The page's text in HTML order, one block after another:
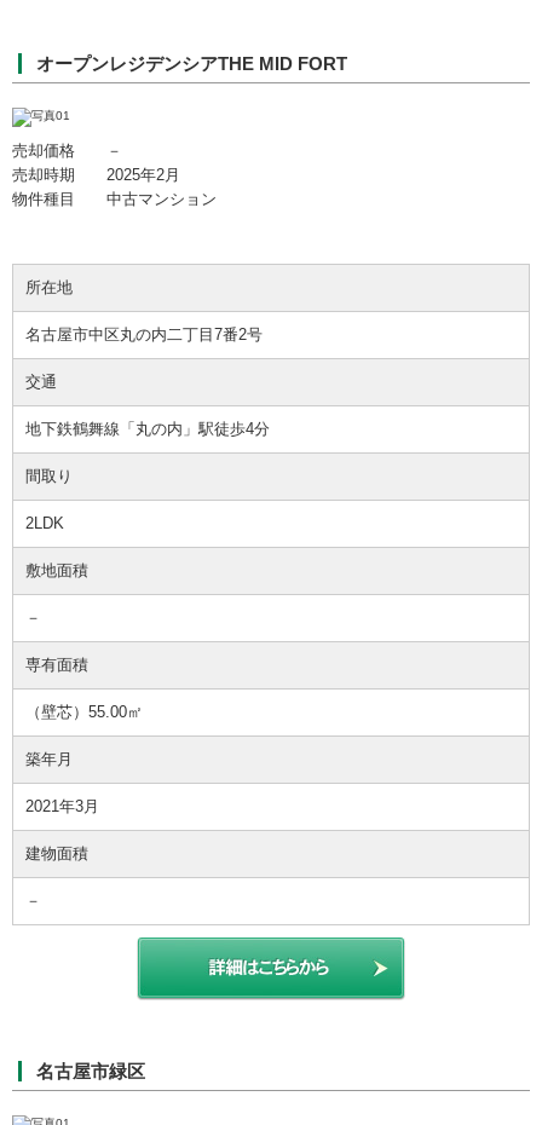
オープンレジデンシアTHE MID FORT
売却価格 －
売却時期 2025年2月
物件種目 中古マンション
所在地
名古屋市中区丸の内二丁目7番2号
交通
地下鉄鶴舞線「丸の内」駅徒歩4分
間取り
2LDK
敷地面積
－
専有面積
（壁芯）55.00㎡
築年月
2021年3月
建物面積
－
名古屋市緑区